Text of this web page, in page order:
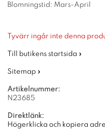
Blomningstid: Mars-April
Tyvärr ingår inte denna
Till butikens startsida »
Sitemap »
Artikelnummer:
N23685
Direktlänk:
Högerklicka och kopiera